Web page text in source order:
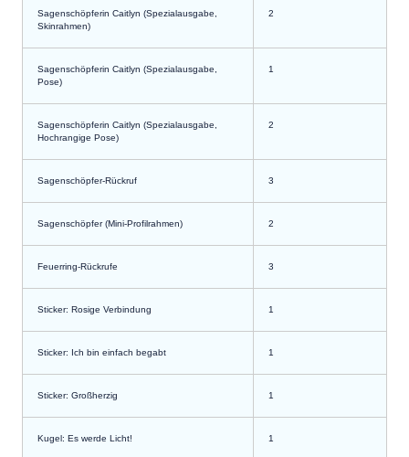
Sagenschöpferin Caitlyn (Spezialausgabe,
Skinrahmen)
2
Sagenschöpferin Caitlyn (Spezialausgabe,
Pose)
1
Sagenschöpferin Caitlyn (Spezialausgabe,
Hochrangige Pose)
2
Sagenschöpfer-Rückruf 3
Sagenschöpfer (Mini-Profilrahmen) 2
Feuerring-Rückrufe 3
Sticker: Rosige Verbindung 1
Sticker: Ich bin einfach begabt 1
Sticker: Großherzig 1
Kugel: Es werde Licht! 1